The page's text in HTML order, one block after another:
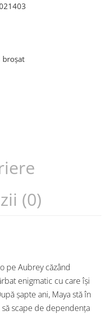
broșat
(0)
pe Aubrey căzând
enigmatic cu care își
șapte ani, Maya stă în
scape de dependența